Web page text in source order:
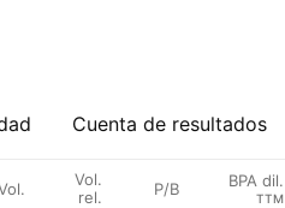
Cuenta de resultados
Vol.
rel.
P/B BPA dil.
TTM